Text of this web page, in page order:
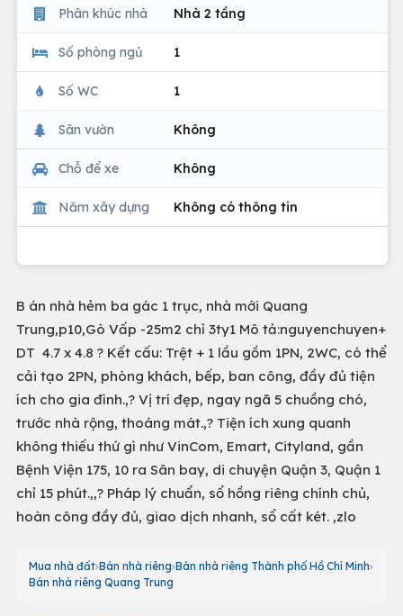
Phân khúc nhà Nhà 2 tầng
Số phòng ngủ 1
Số WC 1
Sân vườn Không
Chỗ để xe Không
Năm xây dựng Không có thông tin
B án nhà hẻm ba gác 1 trục, nhà mới Quang
Trung,p10,Gò Vấp -25m2 chỉ 3ty1 Mô tả:nguyenchuyen+
DT 4.7 x 4.8 ? Kết cấu: Trệt + 1 lầu gồm 1PN, 2WC, có thể
cải tạo 2PN, phòng khách, bếp, ban công, đầy đủ tiện
ích cho gia đình.,? Vị trí đẹp, ngay ngã 5 chuồng chó,
trước nhà rộng, thoáng mát.,? Tiện ích xung quanh
không thiếu thứ gì như VinCom, Emart, Cityland, gần
Bệnh Viện 175, 10 ra Sân bay, di chuyện Quận 3, Quận 1
chỉ 15 phút.,,? Pháp lý chuẩn, sổ hồng riêng chính chủ,
hoàn công đầy đủ, giao dịch nhanh, sổ cất két. ,zlo
Mua nhà đất Bán nhà riêng Bán nhà riêng Thành phố Hồ Chí Minh
Bán nhà riêng Quang Trung